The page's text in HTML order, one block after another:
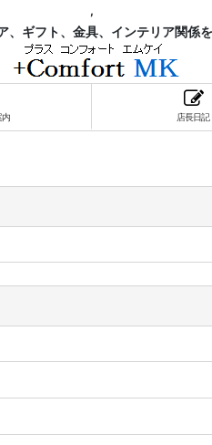
,
ギフト、金具、インテリア関係を
内 店長日記